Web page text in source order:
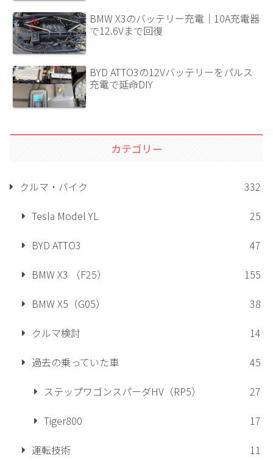
BMW X3のバッテリー充電｜10A充電器
で12.6Vまで回復
BYD ATTO3の12Vバッテリーをパルス
充電で延命DIY
カテゴリー
クルマ・バイク
332
Tesla Model YL
25
BYD ATTO3
47
BMW X3 （F25）
155
BMW X5（G05）
38
クルマ検討
14
過去の乗っていた車
45
ステップワゴンスパーダHV（RP5）
27
Tiger800
17
運転技術
11